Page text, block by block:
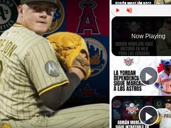
Unmute
Now Playing